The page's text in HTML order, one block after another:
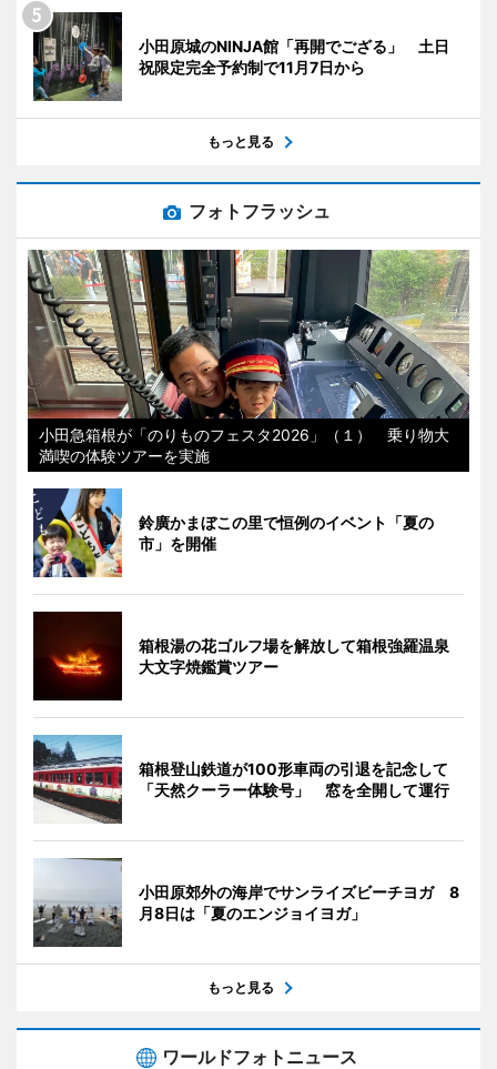
小田原城のNINJA館「再開でござる」 土日
祝限定完全予約制で11月7日から
もっと見る
フォトフラッシュ
小田急箱根が「のりものフェスタ2026」（１） 乗り物大
満喫の体験ツアーを実施
鈴廣かまぼこの里で恒例のイベント「夏の
市」を開催
箱根湯の花ゴルフ場を解放して箱根強羅温泉
大文字焼鑑賞ツアー
箱根登山鉄道が100形車両の引退を記念して
「天然クーラー体験号」 窓を全開して運行
小田原郊外の海岸でサンライズビーチヨガ 8
月8日は「夏のエンジョイヨガ」
もっと見る
ワールドフォトニュース